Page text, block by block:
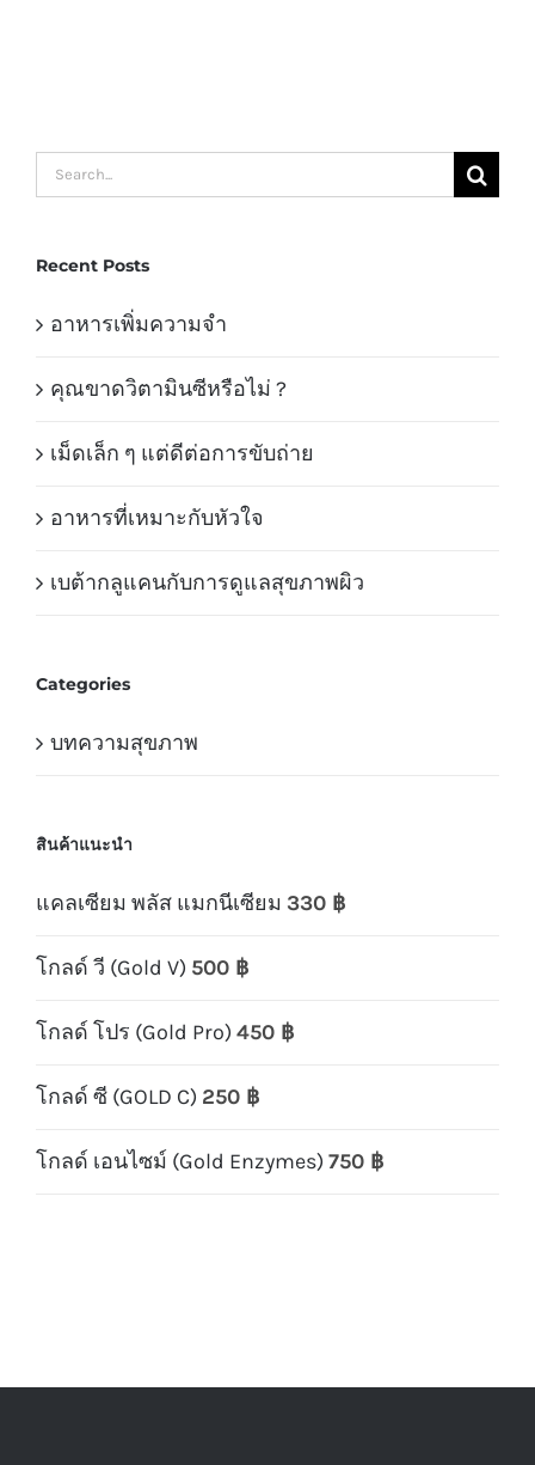
Search
Recent Posts
อาหารเพิ่มความจำ
คุณขาดวิตามินซีหรือไม่ ?
เม็ดเล็ก ๆ แต่ดีต่อการขับถ่าย
อาหารที่เหมาะกับหัวใจ
เบต้ากลูแคนกับการดูแลสุขภาพผิว
Categories
บทความสุขภาพ
สินค้าแนะนำ
แคลเซียม พลัส แมกนีเซียม 330 ฿
โกลด์ วี (Gold V) 500 ฿
โกลด์ โปร (Gold Pro) 450 ฿
โกลด์ ซี (GOLD C) 250 ฿
โกลด์ เอนไซม์ (Gold Enzymes) 750 ฿